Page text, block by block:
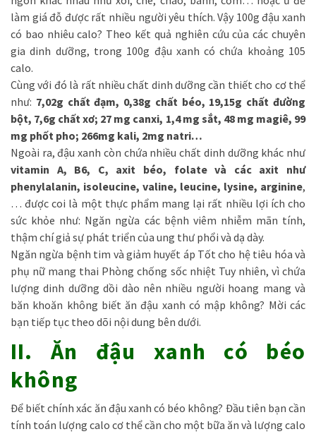
làm giá đỗ được rất nhiều người yêu thích. Vậy 100g đậu xanh
có bao nhiêu calo? Theo kết quả nghiên cứu của các chuyên
gia dinh dưỡng, trong 100g đậu xanh có chứa khoảng 105
calo.
Cùng với đó là rất nhiều chất dinh dưỡng cần thiết cho cơ thể
như: 7,02g chất đạm, 0,38g chất béo, 19,15g chất đường
bột, 7,6g chất xơ; 27 mg canxi, 1,4 mg sắt, 48 mg magiê, 99
mg phốt pho; 266mg kali, 2mg natri…
Ngoài ra, đậu xanh còn chứa nhiều chất dinh dưỡng khác như
vitamin A, B6, C, axit béo, folate và các axit như
phenylalanin, isoleucine, valine, leucine, lysine, arginine,
… được coi là một thực phẩm mang lại rất nhiều lợi ích cho
sức khỏe như: Ngăn ngừa các bệnh viêm nhiễm mãn tính,
thậm chí giả sự phát triển của ung thư phổi và dạ dày.
Ngăn ngừa bệnh tim và giảm huyết áp Tốt cho hệ tiêu hóa và
phụ nữ mang thai Phòng chống sốc nhiệt Tuy nhiên, vì chứa
lượng dinh dưỡng dồi dào nên nhiều người hoang mang và
băn khoăn không biết ăn đậu xanh có mập không? Mời các
bạn tiếp tục theo dõi nội dung bên dưới.
II. Ăn đậu xanh có béo
không
Để biết chính xác ăn đậu xanh có béo không? Đầu tiên bạn cần
tính toán lượng calo cơ thể cần cho một bữa ăn và lượng calo